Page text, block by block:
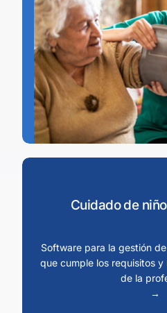
Cuidado de
Software para la gestión
que cumple los requisitos
de la
→